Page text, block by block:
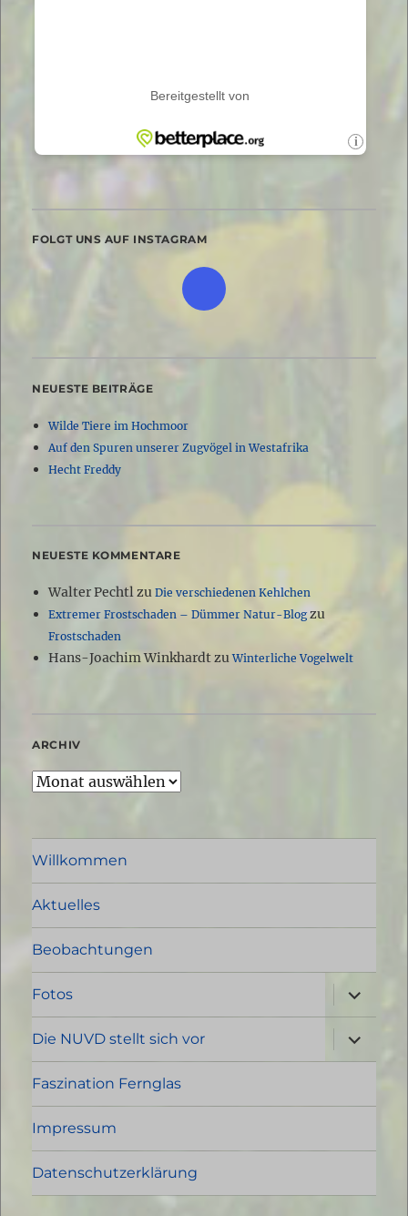
FOLGT UNS AUF INSTAGRAM
NEUESTE BEITRÄGE
Wilde Tiere im Hochmoor
Auf den Spuren unserer Zugvögel in Westafrika
Hecht Freddy
NEUESTE KOMMENTARE
Walter Pechtlzu Die verschiedenen Kehlchen
Extremer Frostschaden – Dümmer Natur-Blogzu
Frostschaden
Hans-Joachim WinkhardtzuWinterliche Vogelwelt
ARCHIV
Archiv
Willkommen
Aktuelles
Beobachtungen
Fotos
öffnen
Die NUVD stellt sich vor
öffnen
Faszination Fernglas
Impressum
Datenschutzerklärung